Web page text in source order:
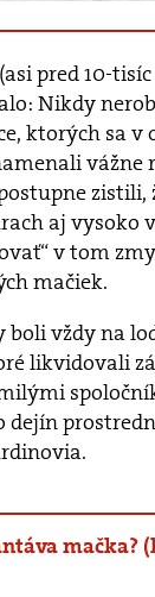
pred 10-
Nikdy
ktorých sa
vážne
zistili,
aj vysoko
v tom
mačiek.
boli vždy na
likvidovali
dejín
mačka?